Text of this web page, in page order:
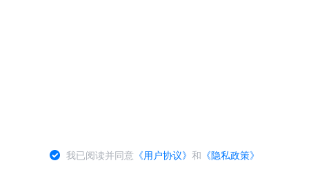
我已阅读并同意 《用户协议》和 《隐私政策》